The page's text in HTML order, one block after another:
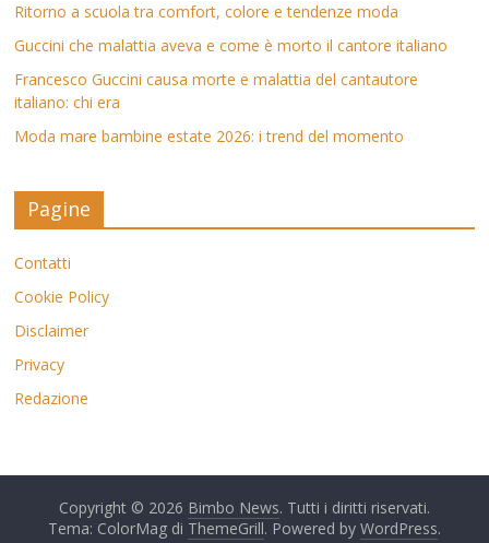
Ritorno a scuola tra comfort, colore e tendenze moda
Guccini che malattia aveva e come è morto il cantore italiano
Francesco Guccini causa morte e malattia del cantautore
italiano: chi era
Moda mare bambine estate 2026: i trend del momento
Pagine
Contatti
Cookie Policy
Disclaimer
Privacy
Redazione
Copyright © 2026 Bimbo News. Tutti i diritti riservati.
Tema: ColorMag di ThemeGrill. Powered by WordPress.